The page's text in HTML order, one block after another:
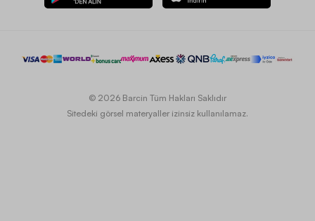
© 2026 Barcin Tüm Hakları Saklıdır
Sitedeki görsel materyaller izinsiz kullanılamaz.